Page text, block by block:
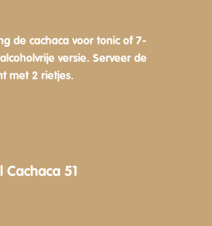
de cachaca voor tonic of 7-
versie. Serveer de
met 2 rietjes.
Cachaca 51